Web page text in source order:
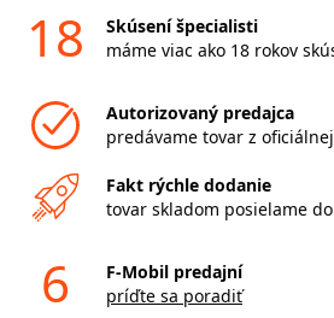
18
Skúsení špecialisti
máme viac ako 18 rokov
Autorizovaný predajca
predávame tovar z
Fakt rýchle dodanie
tovar skladom posielame
6
F-Mobil predajní
príďte sa poradiť